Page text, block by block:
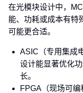
在光模块设计中，
能、功耗或成本有特
可能更合适。
ASIC（专用集成
设计能显著优化
长。
FPGA（现场可